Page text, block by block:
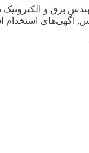
برق و
آگهی‌های